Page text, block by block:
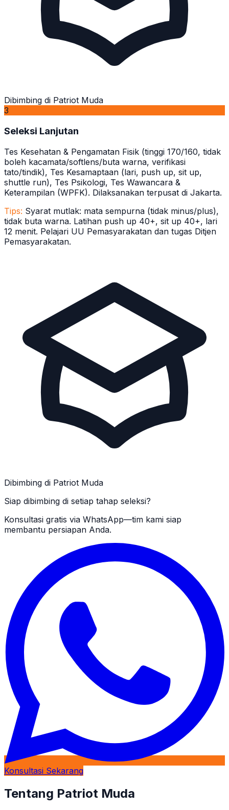
Dibimbing di Patriot Muda
3
Seleksi Lanjutan
Tes Kesehatan & Pengamatan Fisik (tinggi 170/160, tidak
boleh kacamata/softlens/buta warna, verifikasi
tato/tindik), Tes Kesamaptaan (lari, push up, sit up,
shuttle run), Tes Psikologi, Tes Wawancara &
Keterampilan (WPFK). Dilaksanakan terpusat di Jakarta.
Tips: Syarat mutlak: mata sempurna (tidak minus/plus),
tidak buta warna. Latihan push up 40+, sit up 40+, lari
12 menit. Pelajari UU Pemasyarakatan dan tugas Ditjen
Pemasyarakatan.
Dibimbing di Patriot Muda
Siap dibimbing di setiap tahap seleksi?
Konsultasi gratis via WhatsApp—tim kami siap
membantu persiapan Anda.
Konsultasi Sekarang
Tentang Patriot Muda